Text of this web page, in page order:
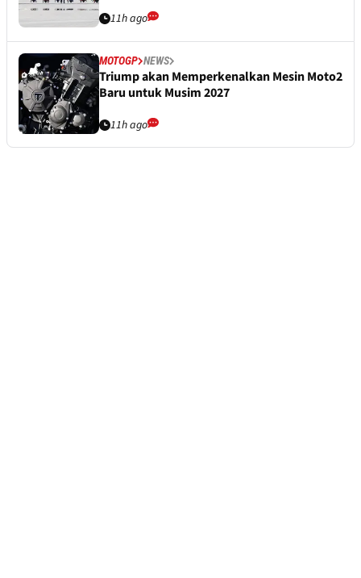
11h ago
MOTOGP NEWS
Triump akan Memperkenalkan Mesin Moto2
Baru untuk Musim 2027
11h ago